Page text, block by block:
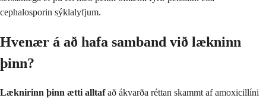
cephalosporin sýklalyfjum.
Hvenær á að hafa samband við lækninn
þinn?
Læknirinn þinn ætti alltafað ákvarða réttan skammt af amoxicillíni